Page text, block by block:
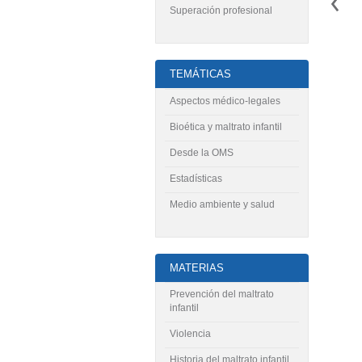
Superación profesional
TEMÁTICAS
Aspectos médico-legales
Bioética y maltrato infantil
Desde la OMS
Estadísticas
Medio ambiente y salud
MATERIAS
Prevención del maltrato
infantil
Violencia